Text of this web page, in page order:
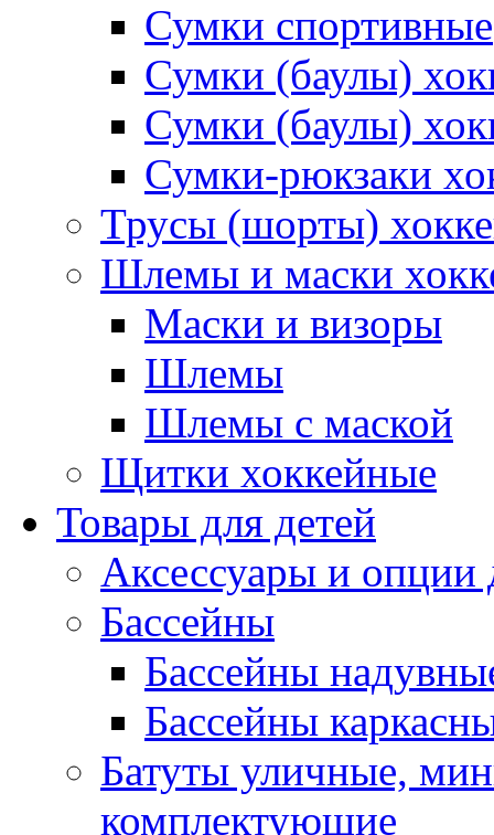
Сумки спортивные
Сумки (баулы)
Сумки (баулы)
Сумки-рюкзаки
Трусы (шорты)
Шлемы и маски
Маски и визоры
Шлемы
Шлемы с маской
Щитки хоккейные
Товары для детей
Аксессуары и опции
Бассейны
Бассейны
Бассейны
Батуты уличные,
комплектующие